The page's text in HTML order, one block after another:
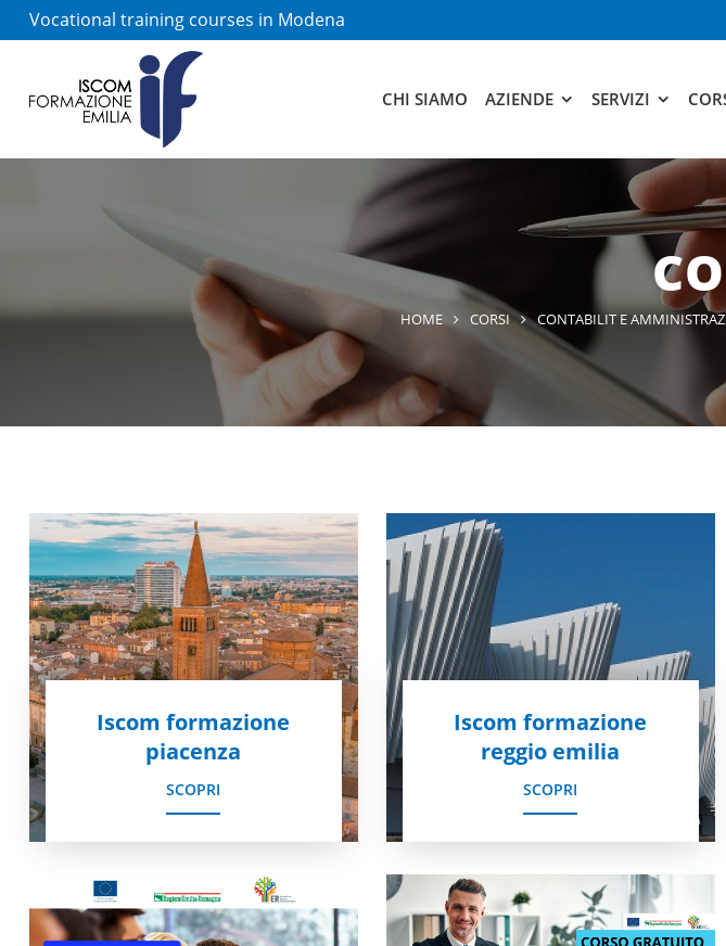
Vocational training courses in Modena
CHI SIAMO AZIENDE SERVIZI
HOME CORSI CONTABILIT E
Iscom formazione
piacenza
SCOPRI
Iscom formazione
reggio emilia
SCOPRI